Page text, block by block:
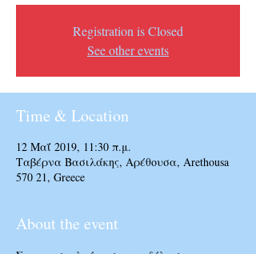
Registration is Closed
See other events
Time & Location
12 Μαΐ 2019, 11:30 π.μ.
Ταβέρνα Βασιλάκης, Αρέθουσα, Arethousa
570 21, Greece
About the event